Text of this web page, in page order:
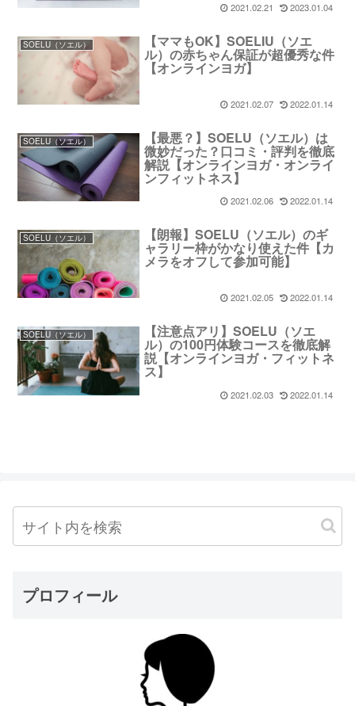
2021.02.21 2023.01.04
SOELU（ソエル） 【ママもOK】SOELIU（ソエ
ル）の赤ちゃん保証が超優秀な件
【オンラインヨガ】
2021.02.07 2022.01.14
SOELU（ソエル） 【最悪？】SOELU（ソエル）は
微妙だった？口コミ・評判を徹底
解説【オンラインヨガ・オンライ
ンフィットネス】
2021.02.06 2022.01.14
SOELU（ソエル） 【朗報】SOELU（ソエル）のギ
ャラリー枠がかなり使えた件【カ
メラをオフして参加可能】
2021.02.05 2022.01.14
SOELU（ソエル） 【注意点アリ】SOELU（ソエ
ル）の100円体験コースを徹底解
説【オンラインヨガ・フィットネ
ス】
2021.02.03 2022.01.14
プロフィール